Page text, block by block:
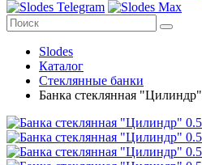
Slodes
Каталог
Стеклянные банки
Банка стеклянная